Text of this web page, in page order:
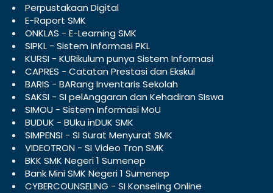
Perpustakaan Digital
E-Raport SMK
ONKLAS - E-Learning SMK
SIPKL - Sistem Informasi PKL
KURSI - KURikulum punya Sistem Informasi
CAPRES - Catatan Prestasi dan Ekskul
BARIS - BARang Inventaris Sekolah
SAKSI - SI pelAnggaran dan Kehadiran SIswa
SIMOU - Sistem Informasi MoU
BUDUK - BUku inDUK SMK
SIMPENSI - SI Surat Menyurat SMK
VIDEOTRON - SI Video Tron SMK
BKK SMK Negeri 1 Sumenep
Bank Mini SMK Negeri 1 Sumenep
CYBERCOUNSELING - SI Konseling Online